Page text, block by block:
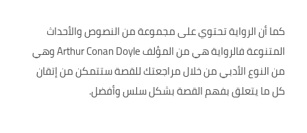
كما أن الرواية تحتوي على مجموعة من النصوص والأحداث
المتنوعة فالرواية هي من المؤلف Arthur Conan Doyle وهي
من النوع الأدبي من خلال مراجعتك للقصة ستتمكن من إتقان
كل ما يتعلق بفهم القصة بشكل سلس وأفضل.